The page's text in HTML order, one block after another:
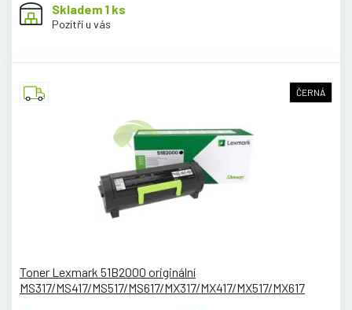
Skladem 1 ks
Pozítří u vás
ČERNÁ
Toner Lexmark 51B2000 originální
MS317/MS417/MS517/MS617/MX317/MX417/MX517/MX617